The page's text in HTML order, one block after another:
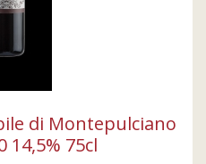
di Montepulciano
14,5% 75cl